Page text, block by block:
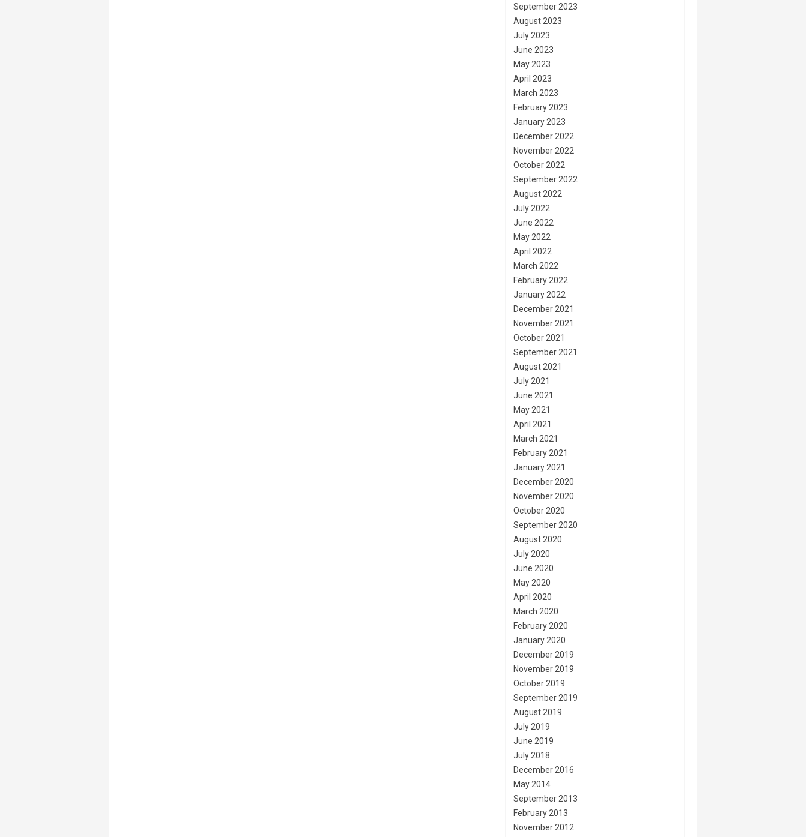
September 2023
August 2023
July 2023
June 2023
May 2023
April 2023
March 2023
February 2023
January 2023
December 2022
November 2022
October 2022
September 2022
August 2022
July 2022
June 2022
May 2022
April 2022
March 2022
February 2022
January 2022
December 2021
November 2021
October 2021
September 2021
August 2021
July 2021
June 2021
May 2021
April 2021
March 2021
February 2021
January 2021
December 2020
November 2020
October 2020
September 2020
August 2020
July 2020
June 2020
May 2020
April 2020
March 2020
February 2020
January 2020
December 2019
November 2019
October 2019
September 2019
August 2019
July 2019
June 2019
July 2018
December 2016
May 2014
September 2013
February 2013
November 2012